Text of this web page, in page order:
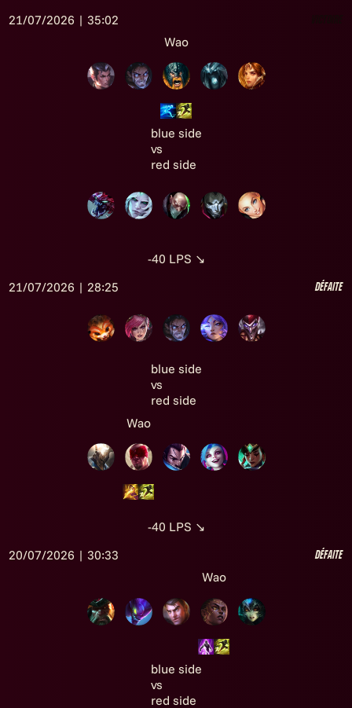
21/07/2026 | 35:02
Wao
blue side
vs
red side
-40 LPS ↘
21/07/2026 | 28:25
Défaite
blue side
vs
red side
Wao
-40 LPS ↘
20/07/2026 | 30:33
Défaite
Wao
blue side
vs
red side